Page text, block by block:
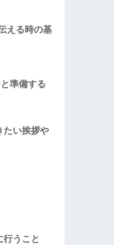
える時の基
準備する
たい挨拶や
行うこと